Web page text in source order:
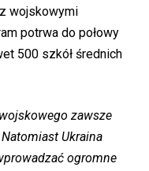
wojskowymi
potrwa do połowy
500 szkół średnich
zawsze
Ukraina
ogromne